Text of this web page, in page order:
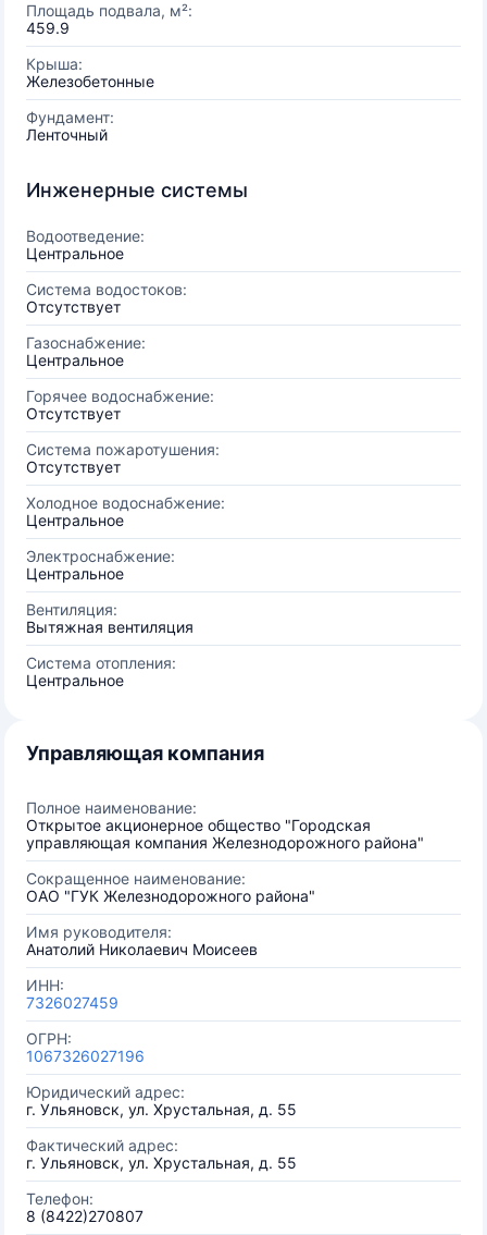
Площадь подвала, м²:
459.9
Крыша:
Железобетонные
Фундамент:
Ленточный
Инженерные системы
Водоотведение:
Центральное
Система водостоков:
Отсутствует
Газоснабжение:
Центральное
Горячее водоснабжение:
Отсутствует
Система пожаротушения:
Отсутствует
Холодное водоснабжение:
Центральное
Электроснабжение:
Центральное
Вентиляция:
Вытяжная вентиляция
Система отопления:
Центральное
Управляющая компания
Полное наименование:
Открытое акционерное общество "Городская
управляющая компания Железнодорожного района"
Сокращенное наименование:
ОАО "ГУК Железнодорожного района"
Имя руководителя:
Анатолий Николаевич Моисеев
ИНН:
7326027459
ОГРН:
1067326027196
Юридический адрес:
г. Ульяновск, ул. Хрустальная, д. 55
Фактический адрес:
г. Ульяновск, ул. Хрустальная, д. 55
Телефон:
8 (8422)270807